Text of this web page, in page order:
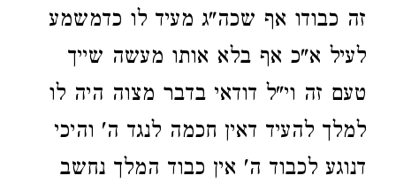
זה כבודו אף שכה"ג מעיד לו כדמשמע
לעיל א"כ אף בלא אותו מעשה שייך
טעם זה וי"ל דודאי בדבר מצוה היה לו
למלך להעיד דאין חכמה לנגד ה' והיכי
דנוגע לכבוד ה' אין כבוד המלך נחשב